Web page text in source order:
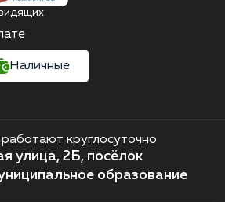
круглосуточно
улица, 2Б, посёлок
образование
Наличные